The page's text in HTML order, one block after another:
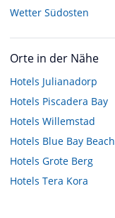
Wetter Südosten
Orte in der Nähe
Hotels Julianadorp
Hotels Piscadera Bay
Hotels Willemstad
Hotels Blue Bay Beach
Hotels Grote Berg
Hotels Tera Kora